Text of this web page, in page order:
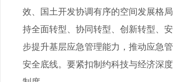
效、国土开发协调有序的空间发展格
持全面转型、协同转型、创新转型、
步提升基层应急管理能力，推动应急
安全底线。要紧扣制约科技与经济深